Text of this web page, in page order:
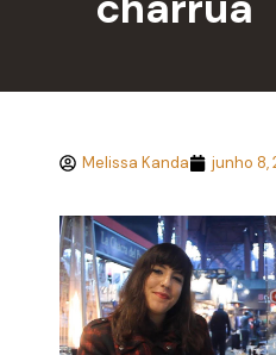
Melissa Kanda junho 8,